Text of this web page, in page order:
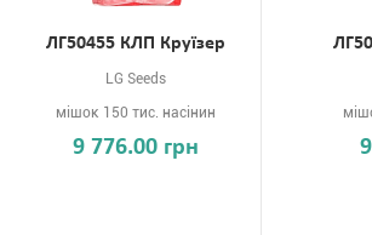
ЛГ50455 КЛП Круїзер
LG Seeds
мішок 150 тис. насінин
9 776.00 грн